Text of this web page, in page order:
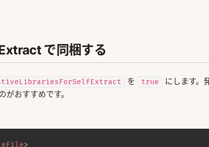
で同梱する
を true
にします。
おすすめです。
>